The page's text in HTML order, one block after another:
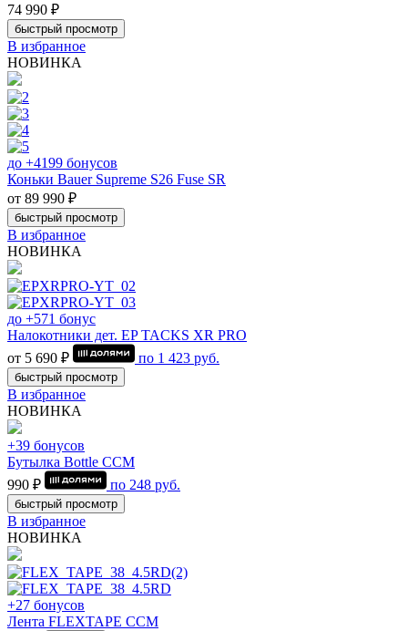
74 990 ₽
быстрый просмотр
В избранное
НОВИНКА
до +4199 бонусов
Коньки Bauer Supreme S26 Fuse SR
от 89 990 ₽
быстрый просмотр
В избранное
НОВИНКА
до +571 бонус
Налокотники дет. EP TACKS XR PRO
от 5 690 ₽
по 1 423 руб.
быстрый просмотр
В избранное
НОВИНКА
+39 бонусов
Бутылка Bottle CCM
990 ₽
по 248 руб.
быстрый просмотр
В избранное
НОВИНКА
+27 бонусов
Лента FLEXTAPE CCM